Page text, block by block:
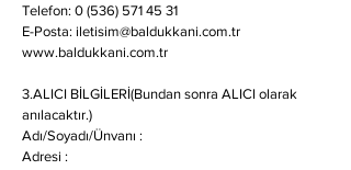
Telefon: 0 (536) 571 45 31
E-Posta: iletisim@baldukkani.com.tr
www.baldukkani.com.tr
3.ALICI BİLGİLERİ(Bundan sonra ALICI olarak
anılacaktır.)
Adı/Soyadı/Ünvanı :
Adresi :